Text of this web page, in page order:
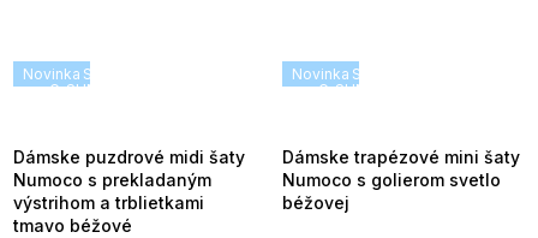
Novinka SUMMER SALE -35% ?
G_SUMMER35:35:EUR:P:f!2026-
Dámske puzdrové midi šaty
Numoco s prekladaným
výstrihom a trblietkami
tmavo béžové
Novinka SUMMER SALE -35% ?
Dámske trapézové mini šaty
Numoco s golierom svetlo
béžovej